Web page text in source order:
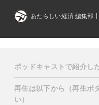
あたらしい経済 編集部
ポッドキャストで紹介し
再生は以下から（再生ボ
い）